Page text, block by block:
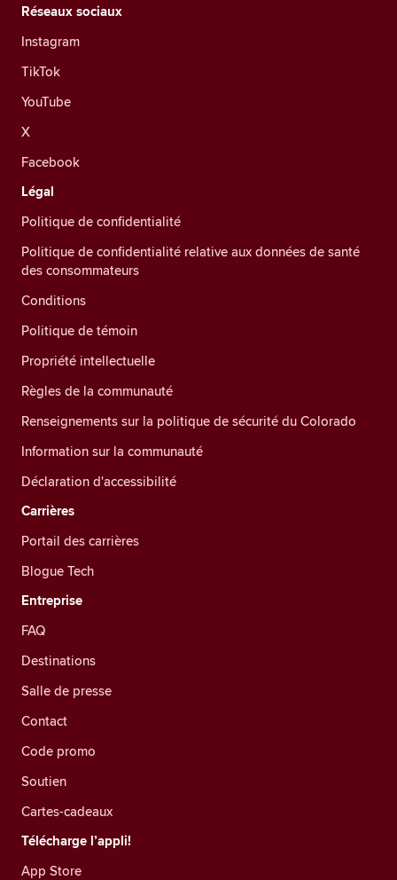
Réseaux sociaux
Instagram
TikTok
YouTube
X
Facebook
Légal
Politique de confidentialité
Politique de confidentialité relative aux données de santé
des consommateurs
Conditions
Politique de témoin
Propriété intellectuelle
Règles de la communauté
Renseignements sur la politique de sécurité du Colorado
Information sur la communauté
Déclaration d'accessibilité
Carrières
Portail des carrières
Blogue Tech
Entreprise
FAQ
Destinations
Salle de presse
Contact
Code promo
Soutien
Cartes-cadeaux
Télécharge l’appli!
App Store